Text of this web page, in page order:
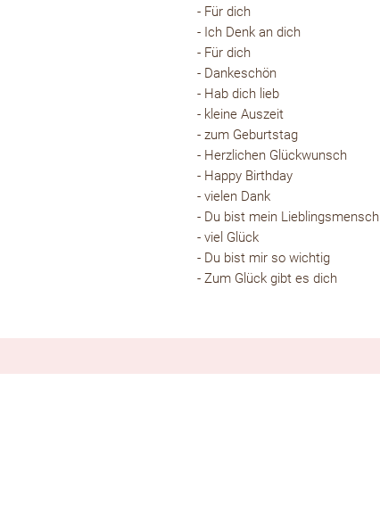
- Für dich
- Ich Denk an dich
- Für dich
- Dankeschön
- Hab dich lieb
- kleine Auszeit
- zum Geburtstag
- Herzlichen Glückwunsch
- Happy Birthday
- vielen Dank
- Du bist mein Lieblingsmensch
- viel Glück
- Du bist mir so wichtig
- Zum Glück gibt es dich